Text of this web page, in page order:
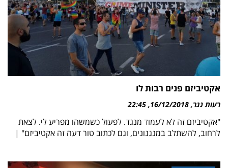
אקטיביזם פנים רבות לו
רעות נגר 16/12/2018
22:45
"אקטיביזם זה לא לעמוד מנגד. לפעול כשמשהו מפריע לי. לצאת
לרחוב, להשתלב במנגנונים, וגם לכתוב טור דעה זה אקטיביזם" |